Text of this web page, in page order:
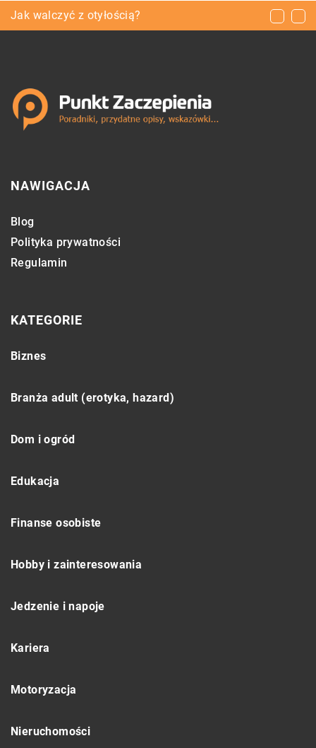
Jak pakować prezenty?
Jak walczyć z otyłością?
Lista rzeczy do ogrodu – Co trzeba kupić?
NAWIGACJA
Blog
Polityka prywatności
Regulamin
KATEGORIE
Biznes
Branża adult (erotyka, hazard)
Dom i ogród
Edukacja
Finanse osobiste
Hobby i zainteresowania
Jedzenie i napoje
Kariera
Motoryzacja
Nieruchomości